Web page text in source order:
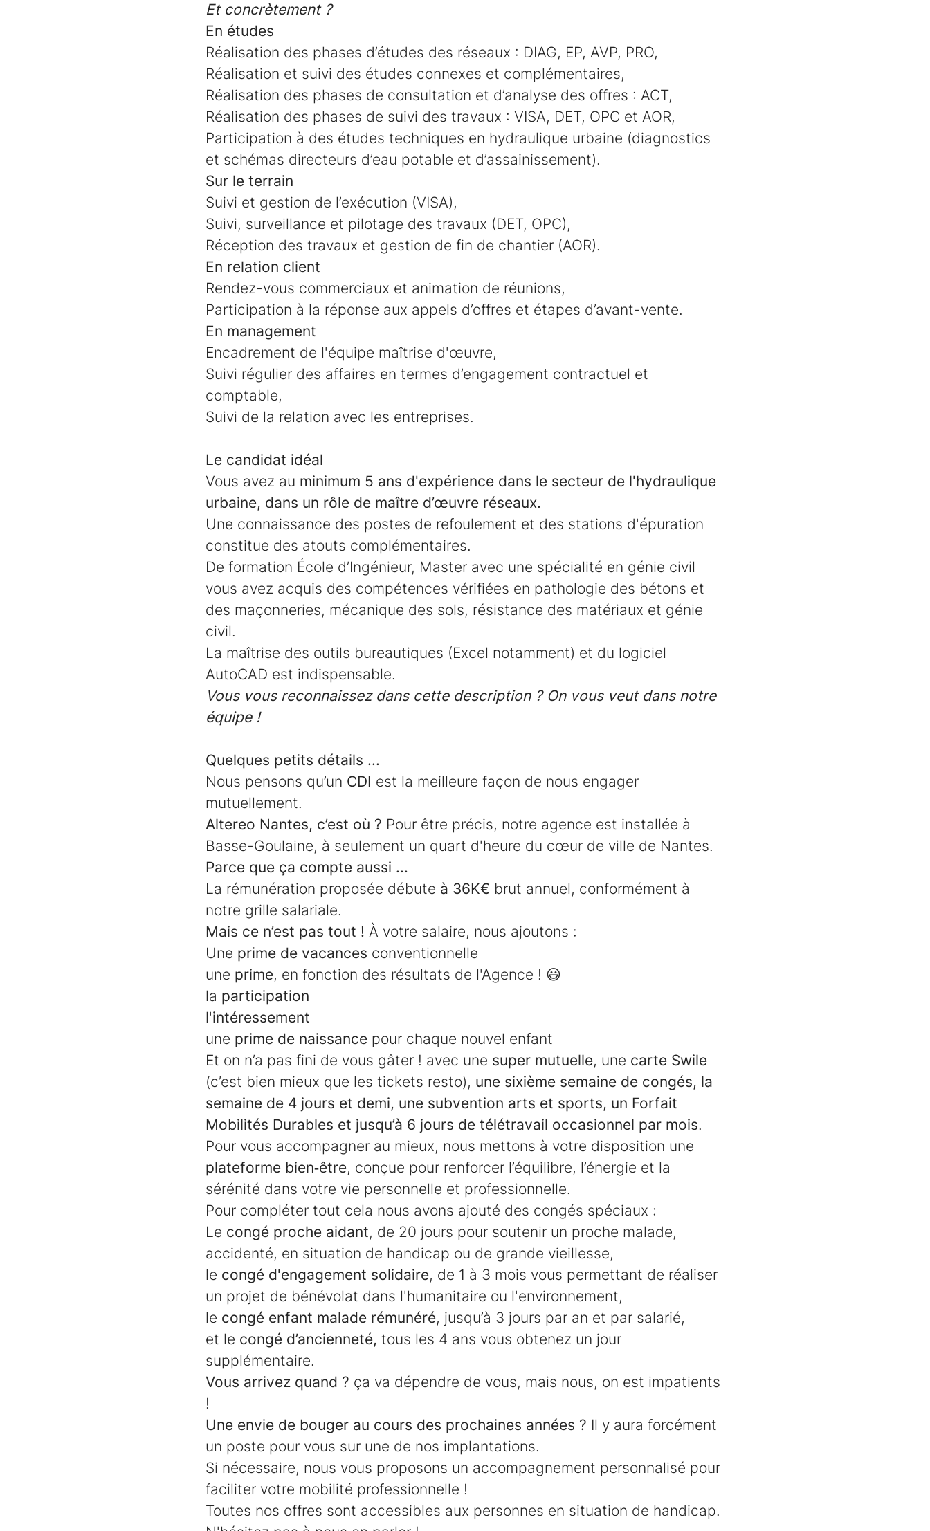
Et concrètement ?
En études
Réalisation des phases d’études des réseaux : DIAG, EP, AVP, PRO,
Réalisation et suivi des études connexes et complémentaires,
Réalisation des phases de consultation et d’analyse des offres : ACT,
Réalisation des phases de suivi des travaux : VISA, DET, OPC et AOR,
Participation à des études techniques en hydraulique urbaine (diagnostics
et schémas directeurs d’eau potable et d’assainissement).
Sur le terrain
Suivi et gestion de l’exécution (VISA),
Suivi, surveillance et pilotage des travaux (DET, OPC),
Réception des travaux et gestion de fin de chantier (AOR).
En relation client
Rendez-vous commerciaux et animation de réunions,
Participation à la réponse aux appels d’offres et étapes d’avant-vente.
En management
Encadrement de l'équipe maîtrise d'œuvre,
Suivi régulier des affaires en termes d’engagement contractuel et
comptable,
Suivi de la relation avec les entreprises.
Le candidat idéal
Vous avez au minimum 5 ans d'expérience dans le secteur de l'hydraulique
urbaine, dans un rôle de maître d’œuvre réseaux.
Une connaissance des postes de refoulement et des stations d'épuration
constitue des atouts complémentaires.
De formation École d’Ingénieur, Master avec une spécialité en génie civil
vous avez acquis des compétences vérifiées en pathologie des bétons et
des maçonneries, mécanique des sols, résistance des matériaux et génie
civil.
La maîtrise des outils bureautiques (Excel notamment) et du logiciel
AutoCAD est indispensable.
Vous vous reconnaissez dans cette description ? On vous veut dans notre
équipe !
Quelques petits détails ...
Nous pensons qu’un CDI est la meilleure façon de nous engager
mutuellement.
Altereo Nantes, c’est où ? Pour être précis, notre agence est installée à
Basse-Goulaine, à seulement un quart d'heure du cœur de ville de Nantes.
Parce que ça compte aussi ...
La rémunération proposée débute à 36K€ brut annuel, conformément à
notre grille salariale.
Mais ce n’est pas tout ! À votre salaire, nous ajoutons :
Une prime de vacances conventionnelle
une prime, en fonction des résultats de l'Agence ! 😃
la participation
l'intéressement
une prime de naissance pour chaque nouvel enfant
Et on n’a pas fini de vous gâter ! avec une super mutuelle, une carte Swile
(c’est bien mieux que les tickets resto), une sixième semaine de congés, la
semaine de 4 jours et demi, une subvention arts et sports, un Forfait
Mobilités Durables et jusqu’à 6 jours de télétravail occasionnel par mois.
Pour vous accompagner au mieux, nous mettons à votre disposition une
plateforme bien‑être, conçue pour renforcer l’équilibre, l’énergie et la
sérénité dans votre vie personnelle et professionnelle.
Pour compléter tout cela nous avons ajouté des congés spéciaux :
Le congé proche aidant, de 20 jours pour soutenir un proche malade,
accidenté, en situation de handicap ou de grande vieillesse,
le congé d'engagement solidaire, de 1 à 3 mois vous permettant de réaliser
un projet de bénévolat dans l'humanitaire ou l'environnement,
le congé enfant malade rémunéré, jusqu’à 3 jours par an et par salarié,
et le congé d’ancienneté, tous les 4 ans vous obtenez un jour
supplémentaire.
Vous arrivez quand ? ça va dépendre de vous, mais nous, on est impatients
!
Une envie de bouger au cours des prochaines années ? Il y aura forcément
un poste pour vous sur une de nos implantations.
Si nécessaire, nous vous proposons un accompagnement personnalisé pour
faciliter votre mobilité professionnelle !
Toutes nos offres sont accessibles aux personnes en situation de handicap.